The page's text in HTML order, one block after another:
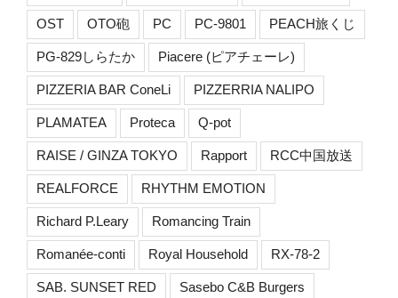
OST OTO砲 PC PC-9801 PEACH旅くじ
PG-829しらたか Piacere (ピアチェーレ)
PIZZERIA BAR ConeLi PIZZERRIA NALIPO
PLAMATEA Proteca Q-pot
RAISE / GINZA TOKYO Rapport RCC中国放送
REALFORCE RHYTHM EMOTION
Richard P.Leary Romancing Train
Romanée-conti Royal Household RX-78-2
SAB. SUNSET RED Sasebo C&B Burgers